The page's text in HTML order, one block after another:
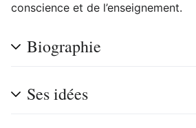
conscience et de l’enseignement.
Biographie
Ses idées